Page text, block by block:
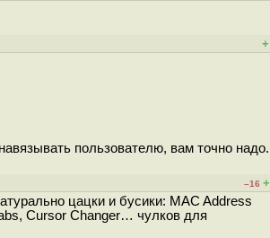
+
пользователю, вам точно надо.
–16 +
цацки и бусики: MAC Address
Cursor Changer… чулков для